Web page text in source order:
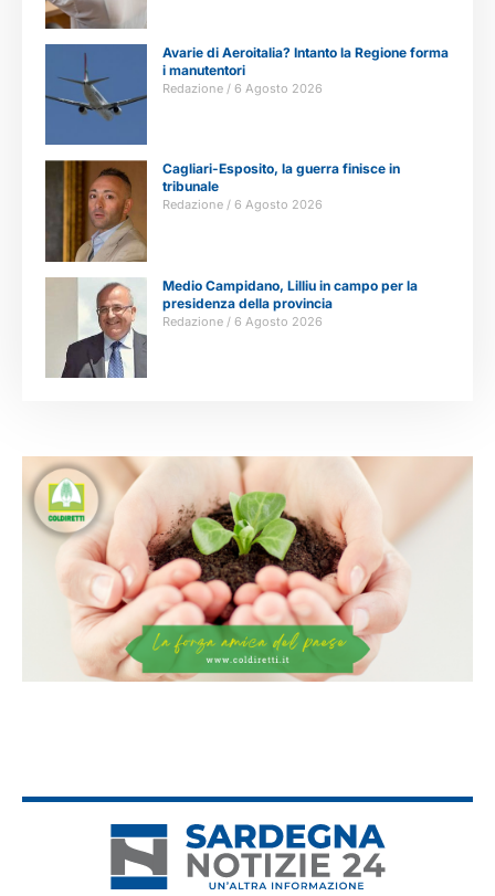
Avarie di Aeroitalia? Intanto la Regione forma
i manutentori
Redazione 6 Agosto 2026
Cagliari-Esposito, la guerra finisce in
tribunale
Redazione 6 Agosto 2026
Medio Campidano, Lilliu in campo per la
presidenza della provincia
Redazione 6 Agosto 2026